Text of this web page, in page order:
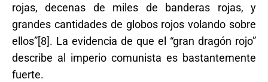
rojas, decenas de miles de banderas rojas, y
grandes cantidades de globos rojos volando sobre
ellos”[8]. La evidencia de que el “gran dragón rojo”
describe al imperio comunista es bastantemente
fuerte.